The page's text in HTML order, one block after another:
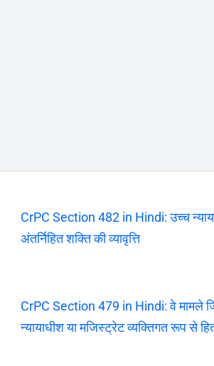
CrPC Section 482 in Hindi: उच्च
अंतर्निहित शक्ति की व्यावृत्ति
CrPC Section 479 in Hindi: वे मामले
न्यायाधीश या मजिस्ट्रेट व्यक्तिगत रूप से